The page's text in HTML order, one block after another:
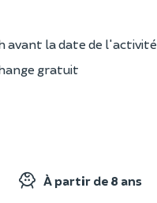
avant la date de l'activité.
gratuit
À partir de 8 ans